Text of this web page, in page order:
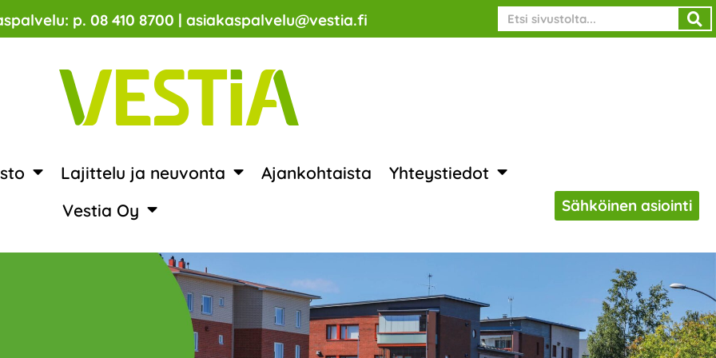
p. 08 410 8700 | asiakaspalvelu@vestia.fi Search
Lajittelu ja neuvonta Ajankohtaista
Yhteystiedot
Vestia Oy
Sähköinen asiointi